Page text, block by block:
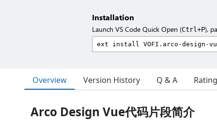
Installation
Launch VS Code Quick Open (Ctrl+P),
Overview Version History Q & A
Arco Design Vue代码片段简介